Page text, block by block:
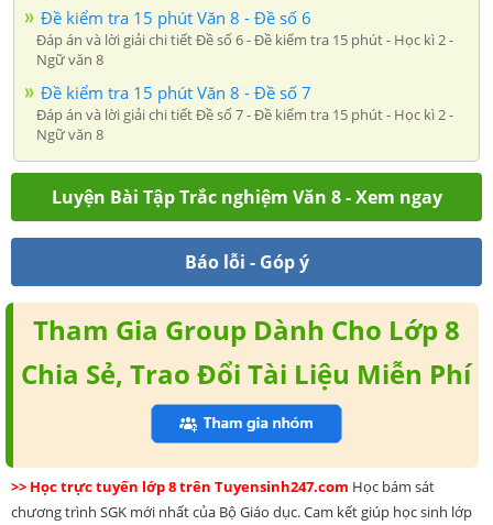
Đề kiểm tra 15 phút Văn 8 - Đề số 6
Đáp án và lời giải chi tiết Đề số 6 - Đề kiểm tra 15 phút - Học kì 2 -
Ngữ văn 8
Đề kiểm tra 15 phút Văn 8 - Đề số 7
Đáp án và lời giải chi tiết Đề số 7 - Đề kiểm tra 15 phút - Học kì 2 -
Ngữ văn 8
Luyện Bài Tập Trắc nghiệm Văn 8 - Xem ngay
Báo lỗi - Góp ý
Tham Gia Group Dành Cho Lớp 8
Chia Sẻ, Trao Đổi Tài Liệu Miễn Phí
>> Học trực tuyến lớp 8 trên Tuyensinh247.com Học bám sát
chương trình SGK mới nhất của Bộ Giáo dục. Cam kết giúp học sinh lớp